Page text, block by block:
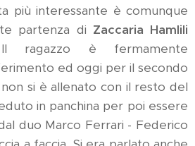
più interessante è comunque
partenza di Zaccaria Hamlili
Il ragazzo è fermamente
ed oggi per il secondo
si è allenato con il resto del
in panchina per poi essere
duo Marco Ferrari - Federico